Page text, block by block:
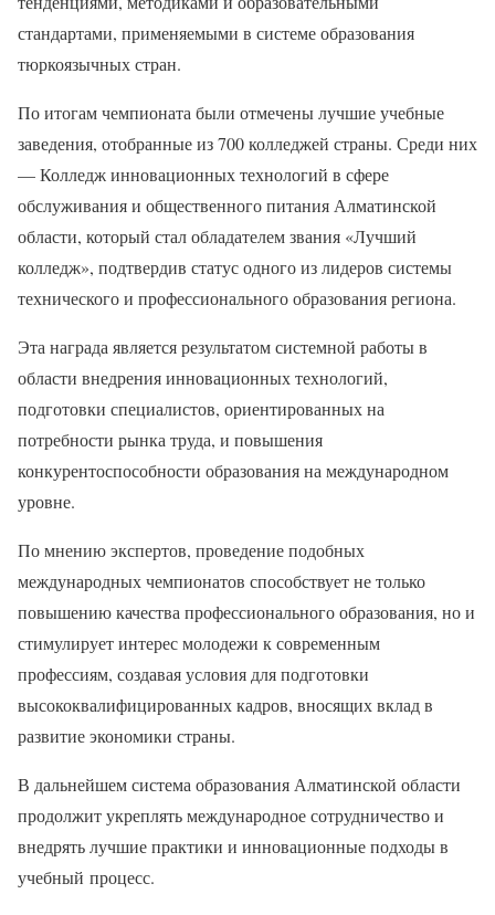
стандартами, применяемыми в системе образования
тюркоязычных стран.
По итогам чемпионата были отмечены лучшие учебные
заведения, отобранные из 700 колледжей страны. Среди них
— Колледж инновационных технологий в сфере
обслуживания и общественного питания Алматинской
области, который стал обладателем звания «Лучший
колледж», подтвердив статус одного из лидеров системы
технического и профессионального образования региона.
Эта награда является результатом системной работы в
области внедрения инновационных технологий,
подготовки специалистов, ориентированных на
потребности рынка труда, и повышения
конкурентоспособности образования на международном
уровне.
По мнению экспертов, проведение подобных
международных чемпионатов способствует не только
повышению качества профессионального образования, но и
стимулирует интерес молодежи к современным
профессиям, создавая условия для подготовки
высококвалифицированных кадров, вносящих вклад в
развитие экономики страны.
В дальнейшем система образования Алматинской области
продолжит укреплять международное сотрудничество и
внедрять лучшие практики и инновационные подходы в
учебный процесс.